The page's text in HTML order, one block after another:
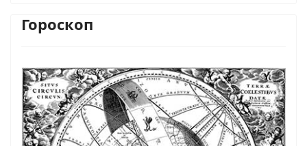
Гороскоп